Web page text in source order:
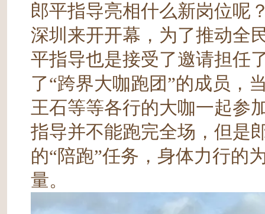
郎平指导亮相什么新岗位呢
深圳来开开幕，为了推动全
平指导也是接受了邀请担任
了“跨界大咖跑团”的成员，
王石等等各行的大咖一起参
指导并不能跑完全场，但是
的“陪跑”任务，身体力行的
量。